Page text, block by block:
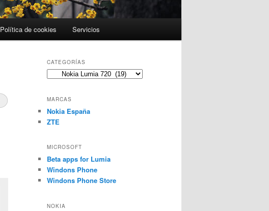
Política de cookies Servicios
CATEGORÍAS
Categorías
MARCAS
Nokia España
ZTE
MICROSOFT
Beta apps for Lumia
Windons Phone
Windons Phone Store
NOKIA